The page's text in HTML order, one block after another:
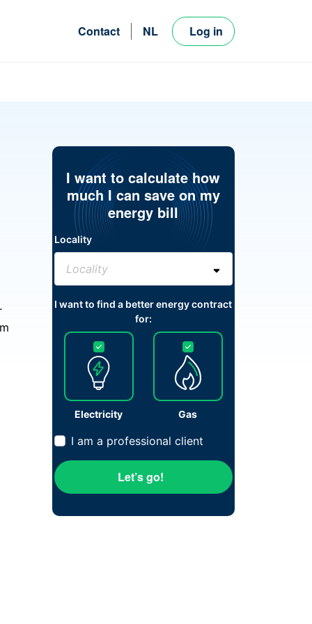
Contact
NL
Log in
I want to calculate how
much I can save on my
energy bill
Locality
I want to find a better energy contract
for:
Electricity Gas
I am a professional client
Let’s go!